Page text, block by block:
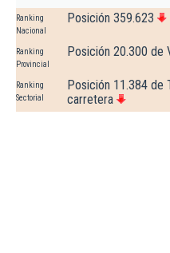
Ranking
Nacional
Posición 359.623
Ranking
Provincial
Posición 20.300 de
Ranking
Sectorial
Posición 11.384 de
carretera